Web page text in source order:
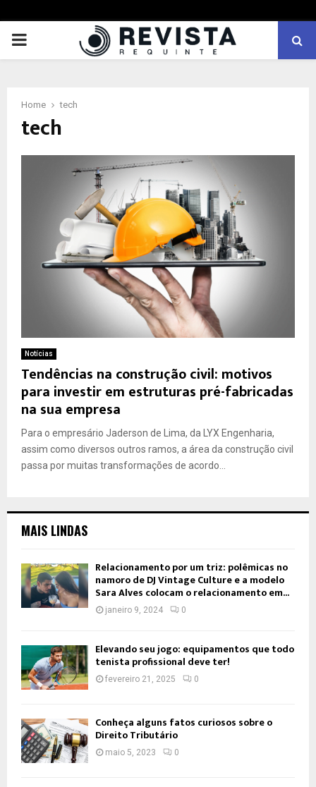
PRIMARY
Home tech
tech
Notícias
Tendências na construção civil: motivos
para investir em estruturas pré-fabricadas
na sua empresa
Para o empresário Jaderson de Lima, da LYX Engenharia,
assim como diversos outros ramos, a área da construção civil
passa por muitas transformações de acordo...
MAIS LINDAS
Relacionamento por um triz: polêmicas no
namoro de DJ Vintage Culture e a modelo
Sara Alves colocam o relacionamento em...
janeiro 9, 2024 0
Elevando seu jogo: equipamentos que todo
tenista profissional deve ter!
fevereiro 21, 2025 0
Conheça alguns fatos curiosos sobre o
Direito Tributário
maio 5, 2023 0